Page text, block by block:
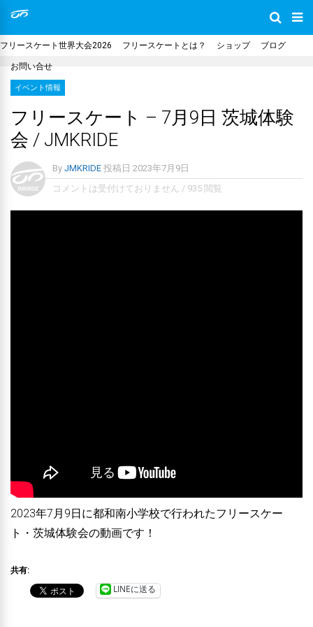
フリースケート世界大会2026 フリースケートとは？ ショップ ブログ
お問い合せ
イベント情報
フリースケート – 7月9日 茨城体験
会 / JMKRIDE
By JMKRIDE 投稿日 2023年7月9日
コメントは受付けておりません / 935 閲覧
2023年7月9日に都和南小学校で行われたフリースケー
ト・茨城体験会の動画です！
共有:
LINEに送る